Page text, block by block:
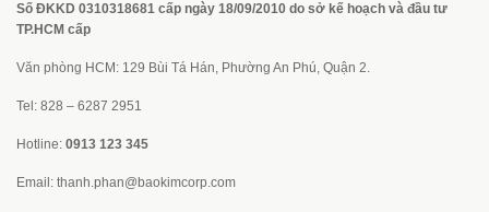
Số ĐKKD 0310318681 cấp ngày 18/09/2010 do sở kế hoạch và đầu tư
TP.HCM cấp
Văn phòng HCM: 129 Bùi Tá Hán, Phường An Phú, Quận 2.
Tel: 828 – 6287 2951
Hotline: 0913 123 345
Email: thanh.phan@baokimcorp.com